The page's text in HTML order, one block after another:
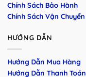
Chính Sách Bảo Hành
Chính Sách Vận Chuyển
HƯỚNG DẪN
Hướng Dẫn Mua Hàng
Hướng Dẫn Thanh Toán